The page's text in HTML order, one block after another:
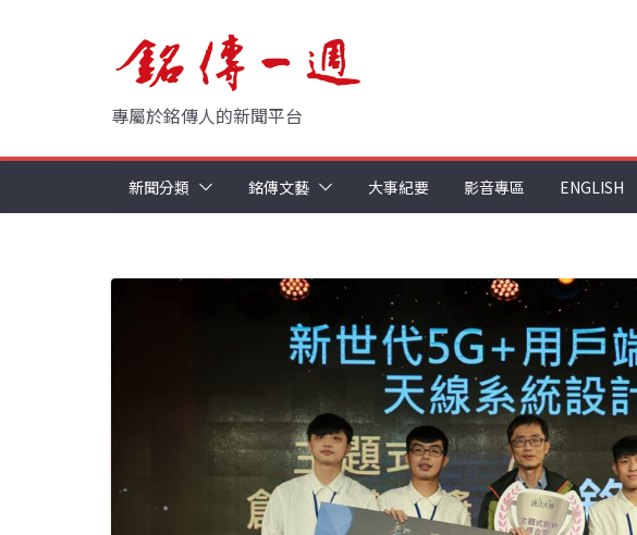
專屬於銘傳人的新聞平台
新聞分類 銘傳文藝 大事紀要 影音專區 ENGLISH